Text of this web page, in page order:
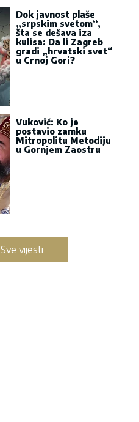
Dok javnost plaše
„srpskim svetom“,
šta se dešava iza
kulisa: Da li Zagreb
gradi „hrvatski svet“
u Crnoj Gori?
Vuković: Ko je
postavio zamku
Mitropolitu Metodiju
u Gornjem Zaostru
Sve vijesti